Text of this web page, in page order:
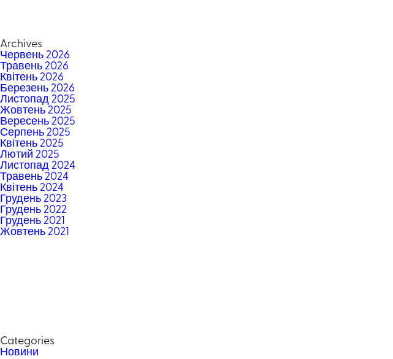
Archives
Червень 2026
Травень 2026
Квітень 2026
Березень 2026
Листопад 2025
Жовтень 2025
Вересень 2025
Серпень 2025
Квітень 2025
Лютий 2025
Листопад 2024
Травень 2024
Квітень 2024
Грудень 2023
Грудень 2022
Грудень 2021
Жовтень 2021
Categories
Новини